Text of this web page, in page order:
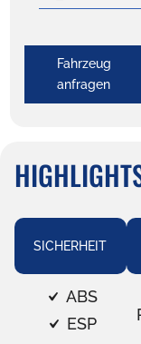
Fahrzeug
anfragen
SICHERHEIT
ABS
ESP